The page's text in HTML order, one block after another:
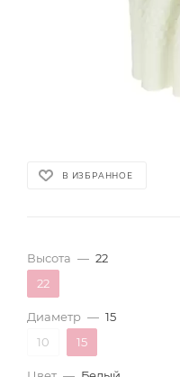
В ИЗБРАННОЕ
Высота — 22
22
Диаметр — 15
10
15